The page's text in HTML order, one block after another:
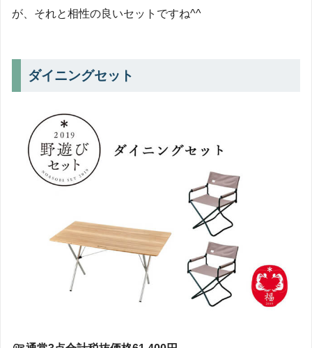
が、それと相性の良いセットですね^^
ダイニングセット